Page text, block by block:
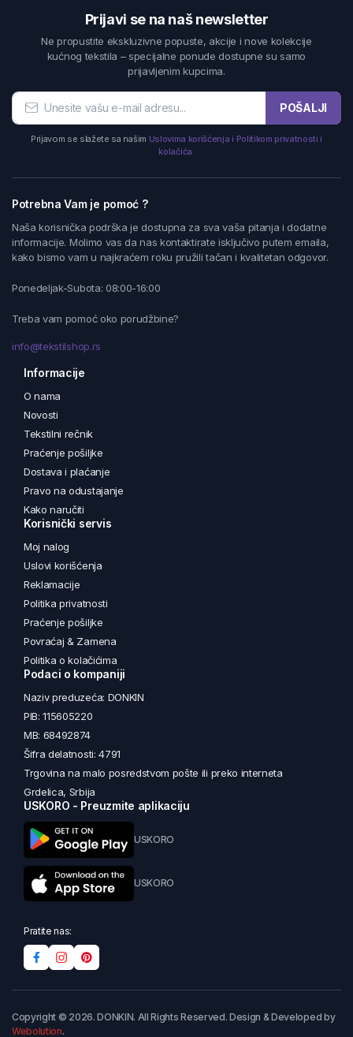
Prijavi se na naš newsletter
Ne propustite ekskluzivne popuste, akcije i nove kolekcije
kućnog tekstila – specijalne ponude dostupne su samo
prijavljenim kupcima.
POŠALJI
Prijavom se slažete sa našim Uslovima korišćenja i Politikom privatnosti i
kolačića.
Potrebna Vam je pomoć ?
Naša korisnička podrška je dostupna za sva vaša pitanja i dodatne
informacije. Molimo vas da nas kontaktirate isključivo putem emaila,
kako bismo vam u najkraćem roku pružili tačan i kvalitetan odgovor.
Ponedeljak-Subota: 08:00-16:00
Treba vam pomoć oko porudžbine?
info@tekstilshop.rs
Informacije
O nama
Novosti
Tekstilni rečnik
Praćenje pošiljke
Dostava i plaćanje
Pravo na odustajanje
Kako naručiti
Korisnički servis
Moj nalog
Uslovi korišćenja
Reklamacije
Politika privatnosti
Praćenje pošiljke
Povraćaj & Zamena
Politika o kolačićima
Podaci o kompaniji
Naziv preduzeća: DONKIN
PIB: 115605220
MB: 68492874
Šifra delatnosti: 4791
Trgovina na malo posredstvom pošte ili preko interneta
Grdelica, Srbija
USKORO - Preuzmite aplikaciju
USKORO
USKORO
Pratite nas:
Copyright © 2026. DONKIN. All Rights Reserved. Design & Developed by
Webolution.